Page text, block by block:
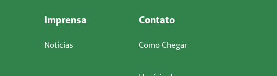
Imprensa
Notícias
Contato
Como Chegar